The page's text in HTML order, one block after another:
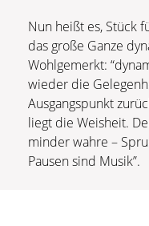
Nun heißt es, Stück
das große Ganze
Wohlgemerkt:
wieder die
Ausgangspunkt
liegt die Weisheit.
minder wahre –
Pausen sind Musik”.